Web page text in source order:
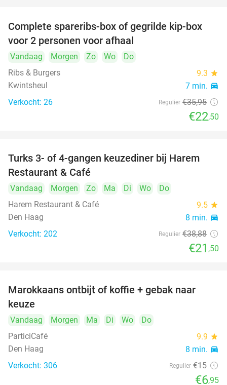
37%
Complete spareribs-box of gegrilde kip-box
voor 2 personen voor afhaal
Vandaag Morgen Zo Wo
Do
Ribs & Burgers
9.3 star
Kwintsheul 7 min. directions_car
Verkocht: 26 Regulier €35,95
€22,50
45%
Turks 3- of 4-gangen keuzediner bij Harem
Restaurant & Café
Vandaag Morgen Zo Ma Di Wo
Do
Harem Restaurant & Café
9.5 star
Den Haag 8 min. directions_car
Verkocht: 202 Regulier €38,88
€21 ,50
Marokkaans ontbijt of koffie + gebak naar
keuze
Vandaag Morgen Ma Di Wo
Do
ParticiCafé
9.9 star
Den Haag 8 min. directions_car
Verkocht: 306 Regulier €15
€6,95